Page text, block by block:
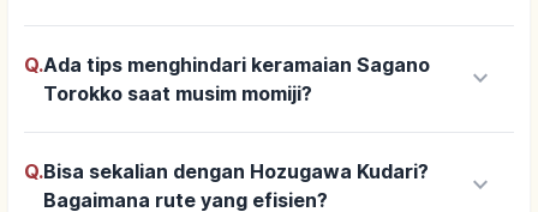
Q.Ada tips menghindari keramaian Sagano
Torokko saat musim momiji?
keyboard_arrow_down
Q.Bisa sekalian dengan Hozugawa Kudari?
Bagaimana rute yang efisien?
keyboard_arrow_down